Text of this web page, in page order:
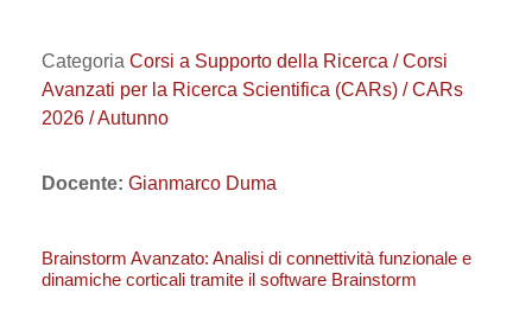
Categoria Corsi a Supporto della Ricerca / Corsi
Avanzati per la Ricerca Scientifica (CARs) / CARs
2026 / Autunno
Docente: Gianmarco Duma
Brainstorm Avanzato: Analisi di connettività funzionale e
dinamiche corticali tramite il software Brainstorm